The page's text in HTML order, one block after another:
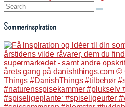
Search:
Sommerinspiration